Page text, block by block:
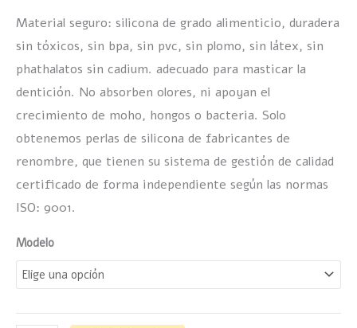
Material seguro: silicona de grado alimenticio, duradera
sin tóxicos, sin bpa, sin pvc, sin plomo, sin látex, sin
phathalatos sin cadium. adecuado para masticar la
dentición. No absorben olores, ni apoyan el
crecimiento de moho, hongos o bacteria. Solo
obtenemos perlas de silicona de fabricantes de
renombre, que tienen su sistema de gestión de calidad
certificado de forma independiente según las normas
ISO: 9001.
Modelo